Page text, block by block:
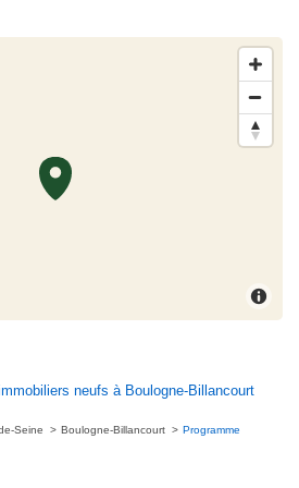
neufs à Boulogne-Billancourt
Seine Boulogne-Billancourt Programme